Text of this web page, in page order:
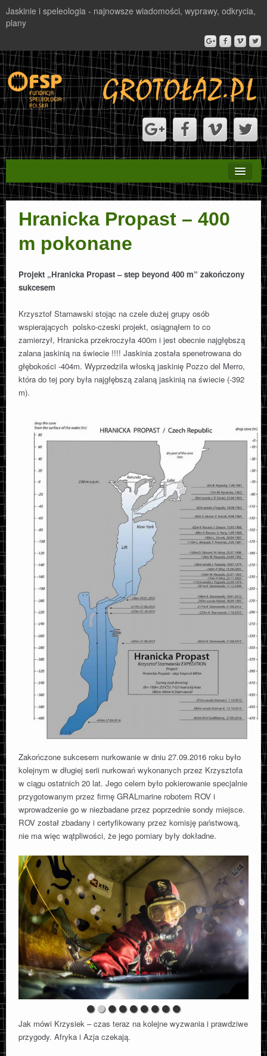
Jaskinie i speleologia - najnowsze wiadomości, wyprawy, odkrycia,
plany
PROJEKT VALBONA
NAGRODA
SZACHOWNICA
CAVE SNIPER
O FUNDACJI
KONTAKT
Hranicka Propast – 400
m pokonane
Projekt „Hranicka Propast – step beyond 400 m” zakończony
sukcesem
Krzysztof Starnawski stojąc na czele dużej grupy osób
wspierających polsko-czeski projekt, osiągnąłem to co
zamierzył, Hranicka przekroczyła 400m i jest obecnie najgłębszą
zalana jaskinią na świecie !!!! Jaskinia została spenetrowana do
głębokości -404m. Wyprzedziła włoską jaskinię Pozzo del Merro,
która do tej pory była najgłębszą zalaną jaskinią na świecie (-392
m).
Zakończone sukcesem nurkowanie w dniu 27.09.2016 roku było
kolejnym w długiej serii nurkowań wykonanych przez Krzysztofa
w ciągu ostatnich 20 lat. Jego celem było pokierowanie specjalnie
przygotowanym przez firmę GRALmarine robotem ROV i
wprowadzenie go w niezbadane przez poprzednie sondy miejsce.
ROV został zbadany i certyfikowany przez komisję państwową,
nie ma więc wątpliwości, że jego pomiary były dokładne.
Jak mówi Krzysiek – czas teraz na kolejne wyzwania i prawdziwe
przygody. Afryka i Azja czekają.